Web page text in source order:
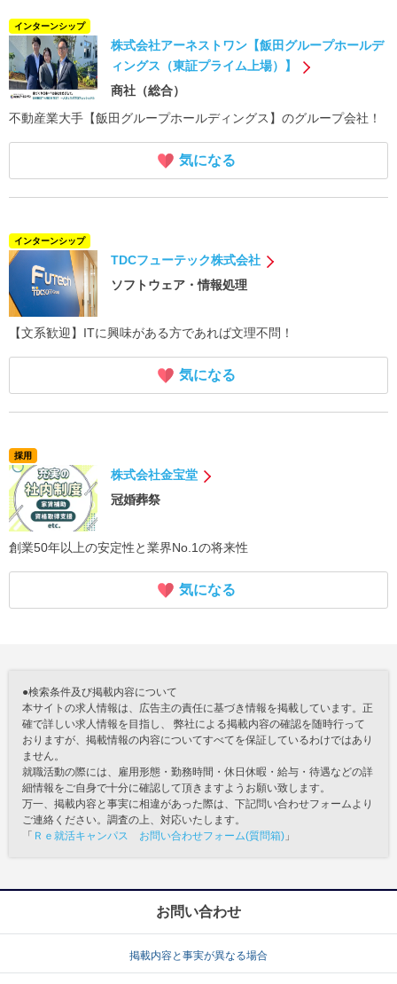
インターンシップ
株式会社アーネストワン【飯田グループホールデ
ィングス（東証プライム上場）】
商社（総合）
不動産業大手【飯田グループホールディングス】のグループ会社！
気になる
インターンシップ
TDCフューテック株式会社
ソフトウェア・情報処理
【文系歓迎】ITに興味がある方であれば文理不問！
気になる
採用
株式会社金宝堂
冠婚葬祭
創業50年以上の安定性と業界No.1の将来性
気になる
●検索条件及び掲載内容について
本サイトの求人情報は、広告主の責任に基づき情報を掲載しています。正
確で詳しい求人情報を目指し、 弊社による掲載内容の確認を随時行って
おりますが、掲載情報の内容についてすべてを保証しているわけではあり
ません。
就職活動の際には、雇用形態・勤務時間・休日休暇・給与・待遇などの詳
細情報をご自身で十分に確認して頂きますようお願い致します。
万一、掲載内容と事実に相違があった際は、下記問い合わせフォームより
ご連絡ください。調査の上、対応いたします。
「 Ｒｅ就活キャンパス お問い合わせフォーム(質問箱) 」
お問い合わせ
掲載内容と事実が異なる場合